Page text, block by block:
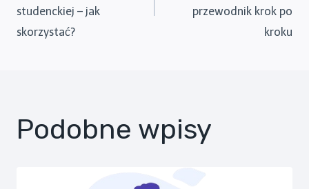
studenckiej – jak
skorzystać?
przewodnik krok po
kroku
Podobne wpisy